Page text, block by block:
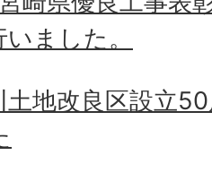
ました。
土地改良区設立